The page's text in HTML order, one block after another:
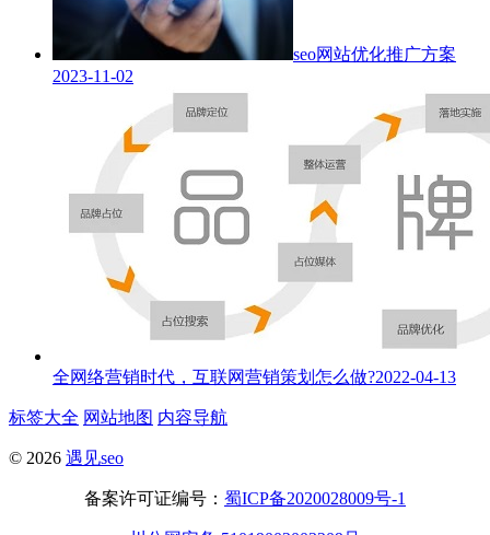
seo网站优化推广方案
2023-11-02
全网络营销时代，互联网营销策划怎么做?2022-04-13
标签大全 网站地图 内容导航
© 2026 遇见seo
备案许可证编号： 蜀ICP备2020028009号-1